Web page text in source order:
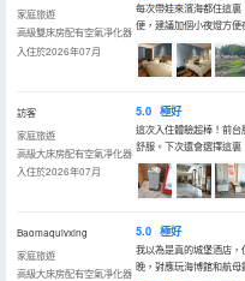
家庭旅遊
高級雙床房配有空氣凈化器
入住於2026年07月
每次帶娃來濱海都住這
便，建議加個小夜燈方便
訪客
家庭旅遊
高級大床房配有空氣凈化器
入住於2026年07月
5.0 極好
這次入住體驗超棒！前
舒服。下次還會選擇這裏
Baomaqulvxing
家庭旅遊
高級大床房配有空氣凈化器
5.0 極好
我以為是真的城堡酒店
晚，對應玩海博館和航母